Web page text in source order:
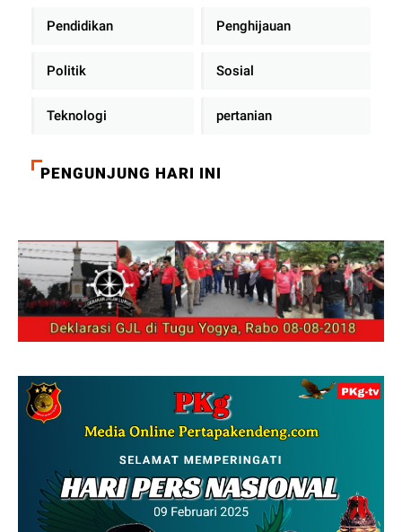
Pendidikan Penghijauan
Politik Sosial
Teknologi pertanian
PENGUNJUNG HARI INI